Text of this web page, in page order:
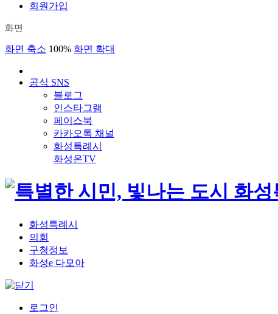
회원가입
화면
화면 축소 100% 화면 확대
공식 SNS
블로그
인스타그램
페이스북
카카오톡 채널
화성특례시
화성온TV
화성특례시
의회
구청정보
화성e 다모아
로그인